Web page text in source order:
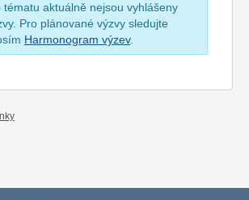
tématu aktuálně nejsou vyhlášeny
Pro plánované výzvy sledujte
Harmonogram výzev.